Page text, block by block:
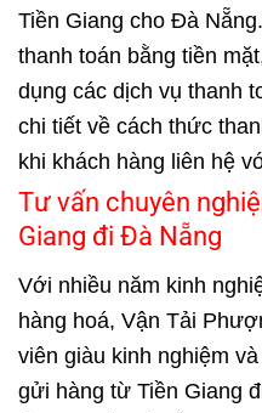
Tiền Giang cho Đà
thanh toán bằng tiền
dụng các dịch vụ thanh
chi tiết về cách thức
khi khách hàng liên hệ
Tư vấn chuyên
Giang đi Đà Nẵng
Với nhiều năm kinh
hàng hoá, Vận Tải
viên giàu kinh nghiệm
gửi hàng từ Tiền Giang